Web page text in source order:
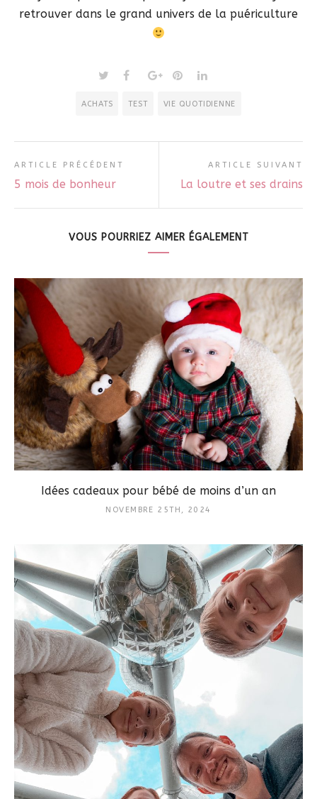
retrouver dans le grand univers de la puériculture
ACHATS TEST VIE QUOTIDIENNE
ARTICLE PRÉCÉDENT
5 mois de bonheur
ARTICLE SUIVANT
La loutre et ses drains
VOUS POURRIEZ AIMER ÉGALEMENT
Idées cadeaux pour bébé de moins d’un an
NOVEMBRE 25TH, 2024